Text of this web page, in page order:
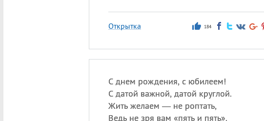
Открытка 184
С днем рождения, с юбилеем!
С датой важной, датой круглой.
Жить желаем — не роптать,
Ведь не зря вам «пять и пять».